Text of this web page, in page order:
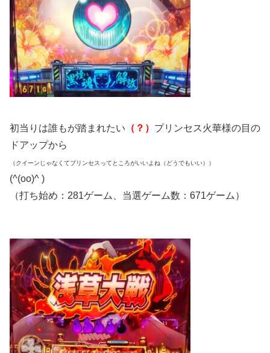
初当りは誰もが踏まれたい （？） プリンセス火華様の目の
ドアップから
（クイーンじゃなくてプリンセスってところがいいよね（どうでもいい））
(^(oo)^ )
（打ち始め：281ゲーム、当選ゲーム数：671ゲーム）